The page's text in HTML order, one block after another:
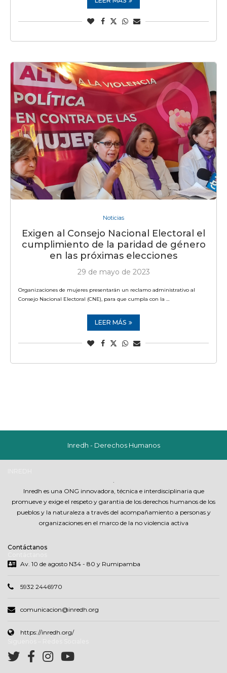
Noticias
Exigen al Consejo Nacional Electoral el
cumplimiento de la paridad de género
en las próximas elecciones
29 de mayo de 2023
Organizaciones de mujeres presentarán un reclamo administrativo al
Consejo Nacional Electoral (CNE), para que cumpla con la …
LEER MÁS
Inredh - Derechos Humanos
Inredh es una ONG innovadora, técnica e interdisciplinaria que
promueve y exige el respeto y garantia de los derechos humanos de los
pueblos y la naturaleza a través del acompañamiento a personas y
organizaciones en el marco de la no violencia activa
Contáctanos
Av. 10 de agosto N34 - 80 y Rumipamba
5932 2446970
comunicacion@inredh.org
https://inredh.org/